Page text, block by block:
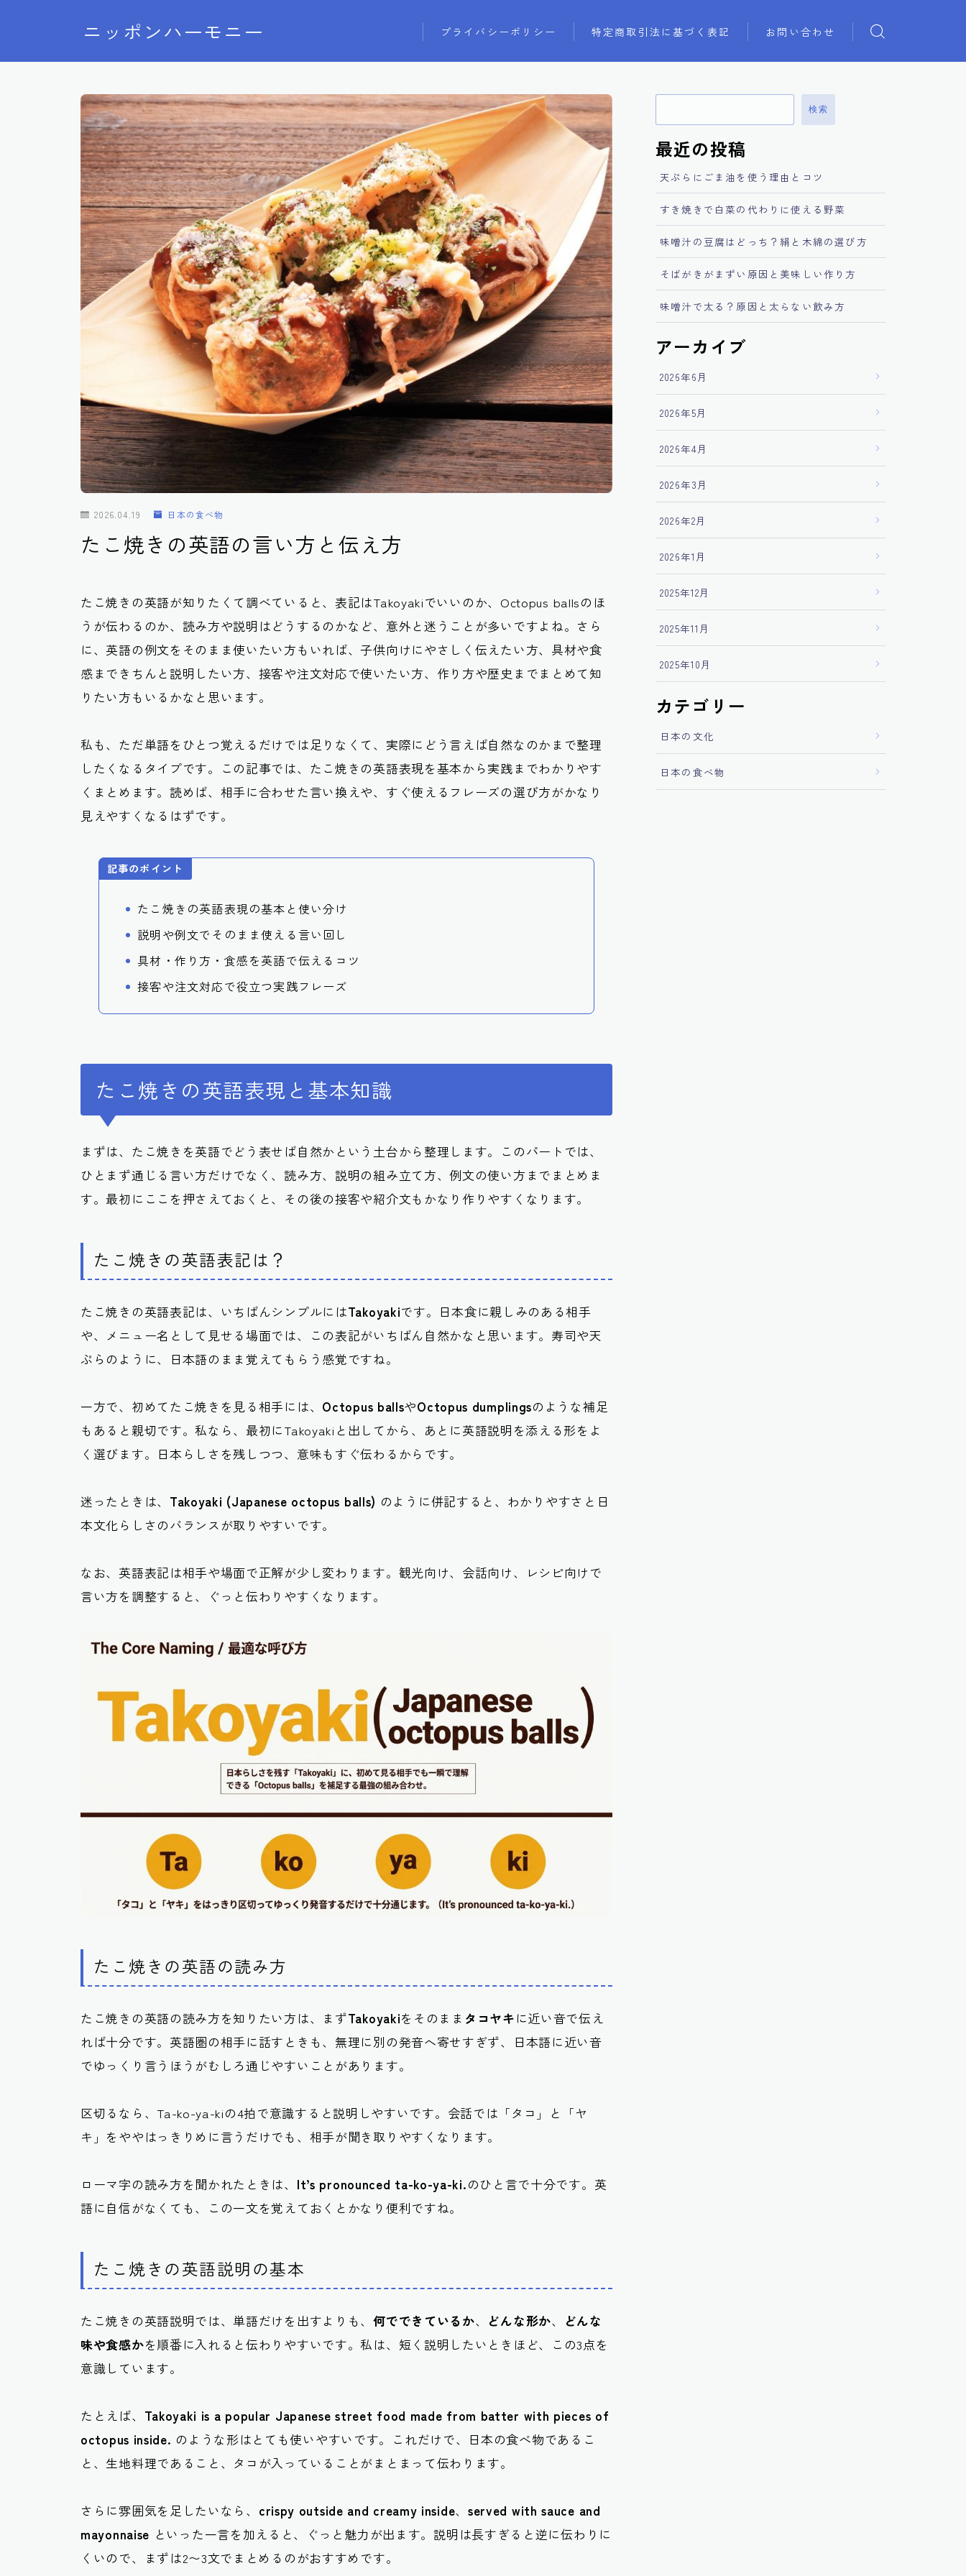
ニッポンハーモニー プライバシーポリシー 特定商取引法に基づく表記 お問い合わせ
2026.04.19 日本の食べ物
たこ焼きの英語の言い方と伝え方
たこ焼きの英語が知りたくて調べていると、表記はTakoyakiでいいのか、Octopus ballsのほ
うが伝わるのか、読み方や説明はどうするのかなど、意外と迷うことが多いですよね。さら
に、英語の例文をそのまま使いたい方もいれば、子供向けにやさしく伝えたい方、具材や食
感まできちんと説明したい方、接客や注文対応で使いたい方、作り方や歴史までまとめて知
りたい方もいるかなと思います。
私も、ただ単語をひとつ覚えるだけでは足りなくて、実際にどう言えば自然なのかまで整理
したくなるタイプです。この記事では、たこ焼きの英語表現を基本から実践までわかりやす
くまとめます。読めば、相手に合わせた言い換えや、すぐ使えるフレーズの選び方がかなり
見えやすくなるはずです。
記事のポイント
たこ焼きの英語表現の基本と使い分け
説明や例文でそのまま使える言い回し
具材・作り方・食感を英語で伝えるコツ
接客や注文対応で役立つ実践フレーズ
たこ焼きの英語表現と基本知識
まずは、たこ焼きを英語でどう表せば自然かという土台から整理します。このパートでは、
ひとまず通じる言い方だけでなく、読み方、説明の組み立て方、例文の使い方までまとめま
す。最初にここを押さえておくと、その後の接客や紹介文もかなり作りやすくなります。
たこ焼きの英語表記は？
たこ焼きの英語表記は、いちばんシンプルにはTakoyakiです。日本食に親しみのある相手
や、メニュー名として見せる場面では、この表記がいちばん自然かなと思います。寿司や天
ぷらのように、日本語のまま覚えてもらう感覚ですね。
一方で、初めてたこ焼きを見る相手には、 Octopus ballsやOctopus dumplingsのような補足
もあると親切です。私なら、最初にTakoyakiと出してから、あとに英語説明を添える形をよ
く選びます。日本らしさを残しつつ、意味もすぐ伝わるからです。
迷ったときは、 Takoyaki (Japanese octopus balls) のように併記すると、わかりやすさと日
本文化らしさのバランスが取りやすいです。
なお、英語表記は相手や場面で正解が少し変わります。観光向け、会話向け、レシピ向けで
言い方を調整すると、ぐっと伝わりやすくなります。
たこ焼きの英語の読み方
たこ焼きの英語の読み方を知りたい方は、まずTakoyakiをそのまま タコヤキに近い音で伝え
れば十分です。英語圏の相手に話すときも、無理に別の発音へ寄せすぎず、日本語に近い音
でゆっくり言うほうがむしろ通じやすいことがあります。
区切るなら、Ta-ko-ya-kiの4拍で意識すると説明しやすいです。会話では「タコ」と「ヤ
キ」をややはっきりめに言うだけでも、相手が聞き取りやすくなります。
ローマ字の読み方を聞かれたときは、 It’s pronounced ta-ko-ya-ki.のひと言で十分です。英
語に自信がなくても、この一文を覚えておくとかなり便利ですね。
たこ焼きの英語説明の基本
たこ焼きの英語説明では、単語だけを出すよりも、何でできているか、 どんな形か、
どんな
味や食感かを順番に入れると伝わりやすいです。私は、短く説明したいときほど、この3点を
意識しています。
たとえば、 Takoyaki is a popular Japanese street food made from batter with pieces of
octopus inside. のような形はとても使いやすいです。これだけで、日本の食べ物であるこ
と、生地料理であること、タコが入っていることがまとまって伝わります。
さらに雰囲気を足したいなら、 crispy outside and creamy inside、 served with sauce and
mayonnaise といった一言を加えると、ぐっと魅力が出ます。説明は長すぎると逆に伝わりに
くいので、まずは2〜3文でまとめるのがおすすめです。
検索
最近の投稿
天ぷらにごま油を使う理由とコツ
すき焼きで白菜の代わりに使える野菜
味噌汁の豆腐はどっち？絹と木綿の選び方
そばがきがまずい原因と美味しい作り方
味噌汁で太る？原因と太らない飲み方
アーカイブ
2026年6月
2026年5月
2026年4月
2026年3月
2026年2月
2026年1月
2025年12月
2025年11月
2025年10月
カテゴリー
日本の文化
日本の食べ物